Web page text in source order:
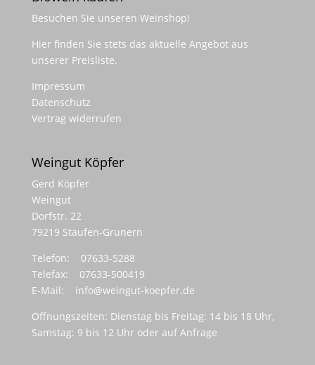
Besuchen Sie unseren Weinshop!
Hier finden Sie stets das aktuelle Angebot aus
unserer Preisliste.
Impressum
Datenschutz
Vertrag widerrufen
Weingut Köpfer
Gerd Köpfer
Weingut
Dorfstr. 22
79219 Staufen-Grunern
Telefon: 07633-5288
Telefax: 07633-500419
E-Mail: info@weingut-koepfer.de
Öffnungszeiten: Dienstag bis Freitag: 14 bis 18 Uhr,
Samstag: 9 bis 12 Uhr oder auf Anfrage